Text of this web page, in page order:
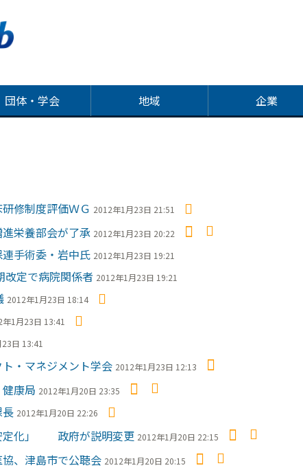
団体・学会 地域 企業
修制度評価ＷＧ 2012年1月23日 21:51
栄養部会が了承 2012年1月23日 20:22
手術委・岩中氏 2012年1月23日 19:21
定で病院関係者 2012年1月23日 19:21
2012年1月23日 18:14
年1月23日 13:41
日 13:41
・マネジメント学会 2012年1月23日 12:13
康局 2012年1月20日 23:35
2012年1月20日 22:26
定化」 政府が説明変更 2012年1月20日 22:15
、津島市で公聴会 2012年1月20日 20:15